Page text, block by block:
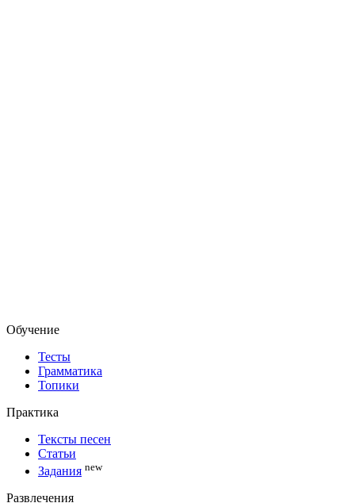
Обучение
Тесты
Грамматика
Топики
Практика
Тексты песен
Статьи
Задания new
Развлечения